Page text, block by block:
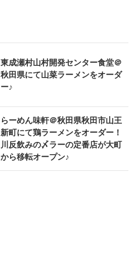
東成瀬村山村開発センター食堂＠
秋田県にて山菜ラーメンをオーダ
ー♪
らーめん 味軒＠秋田県秋田市山王
新町にて鶏ラーメンをオーダー！
川反飲みの〆ラーの定番店が大町
から移転オープン♪